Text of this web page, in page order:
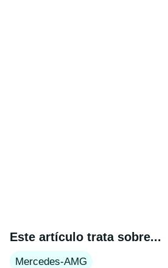
Este artículo trata sobre...
Mercedes-AMG